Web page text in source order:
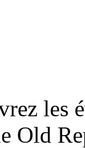
les
Old